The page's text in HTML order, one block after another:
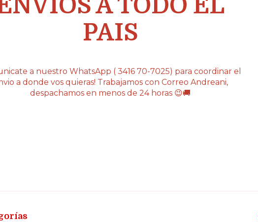
A TODO EL
PAIS
a nuestro WhatsApp ( 3416 70-7025) para coordinar el
a donde vos quieras! Trabajamos con Correo Andreani,
despachamos en menos de 24 horas 😉🚚